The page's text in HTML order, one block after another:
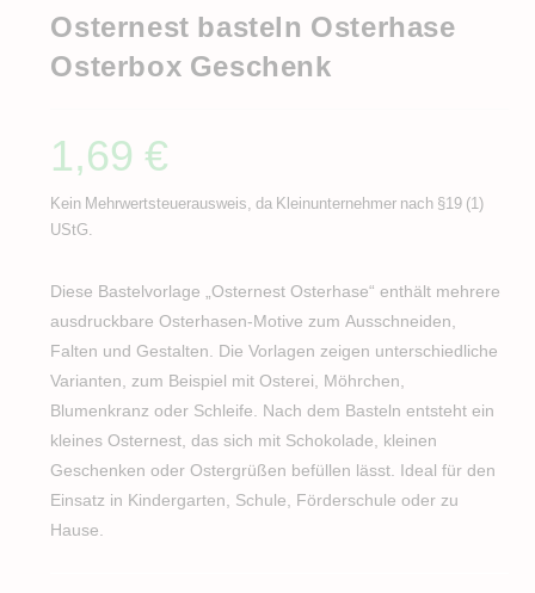
Osternest basteln Osterhase
Osterbox Geschenk
1,69€
Kein Mehrwertsteuerausweis, da Kleinunternehmer nach §19 (1)
UStG.
Diese Bastelvorlage „Osternest Osterhase“ enthält mehrere
ausdruckbare Osterhasen-Motive zum Ausschneiden,
Falten und Gestalten. Die Vorlagen zeigen unterschiedliche
Varianten, zum Beispiel mit Osterei, Möhrchen,
Blumenkranz oder Schleife. Nach dem Basteln entsteht ein
kleines Osternest, das sich mit Schokolade, kleinen
Geschenken oder Ostergrüßen befüllen lässt. Ideal für den
Einsatz in Kindergarten, Schule, Förderschule oder zu
Hause.